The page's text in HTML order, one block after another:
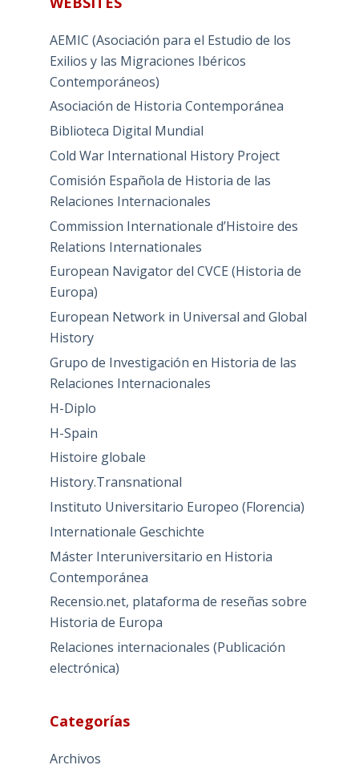
AEMIC (Asociación para el Estudio de los
Exilios y las Migraciones Ibéricos
Contemporáneos)
Asociación de Historia Contemporánea
Biblioteca Digital Mundial
Cold War International History Project
Comisión Española de Historia de las
Relaciones Internacionales
Commission Internationale d’Histoire des
Relations Internationales
European Navigator del CVCE (Historia de
Europa)
European Network in Universal and Global
History
Grupo de Investigación en Historia de las
Relaciones Internacionales
H-Diplo
H-Spain
Histoire globale
History.Transnational
Instituto Universitario Europeo (Florencia)
Internationale Geschichte
Máster Interuniversitario en Historia
Contemporánea
Recensio.net, plataforma de reseñas sobre
Historia de Europa
Relaciones internacionales (Publicación
electrónica)
Categorías
Archivos